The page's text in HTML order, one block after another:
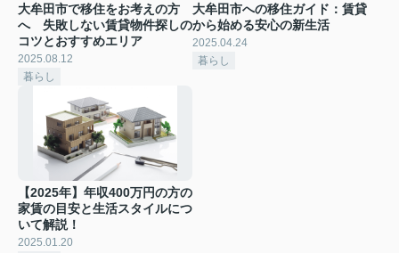
大牟田市で移住をお考えの方
へ 失敗しない賃貸物件探しの
コツとおすすめエリア
2025.08.12
暮らし
大牟田市への移住ガイド：賃貸
から始める安心の新生活
2025.04.24
暮らし
【2025年】年収400万円の方の
家賃の目安と生活スタイルにつ
いて解説！
2025.01.20